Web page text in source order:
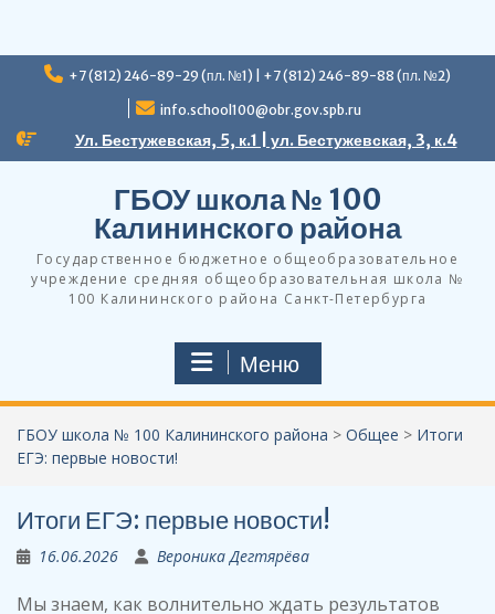
Перейти
+7 (812) 246-89-29 (пл. №1) | +7 (812) 246-89-88 (пл. №2)
info.school100@obr.gov.spb.ru
Ул. Бестужевская, 5, к.1 | ул. Бестужевская, 3, к.4
ГБОУ школа № 100
Калининского района
Государственное бюджетное общеобразовательное
учреждение средняя общеобразовательная школа №
100 Калининского района Санкт-Петербурга
Меню
ГБОУ школа № 100 Калининского района > Общее > Итоги
ЕГЭ: первые новости!
Итоги ЕГЭ: первые новости!
16.06.2026 Вероника Дегтярёва
Мы знаем, как волнительно ждать результатов